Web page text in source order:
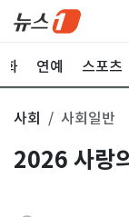
화 연예 스포츠
사회 사회일반
2026 사랑